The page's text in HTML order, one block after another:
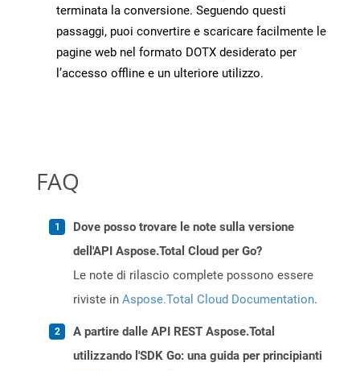
terminata la conversione. Seguendo questi
passaggi, puoi convertire e scaricare facilmente le
pagine web nel formato DOTX desiderato per
l’accesso offline e un ulteriore utilizzo.
FAQ
Dove posso trovare le note sulla versione
dell'API Aspose.Total Cloud per Go?
Le note di rilascio complete possono essere
riviste in Aspose.Total Cloud Documentation.
A partire dalle API REST Aspose.Total
utilizzando l'SDK Go: una guida per principianti